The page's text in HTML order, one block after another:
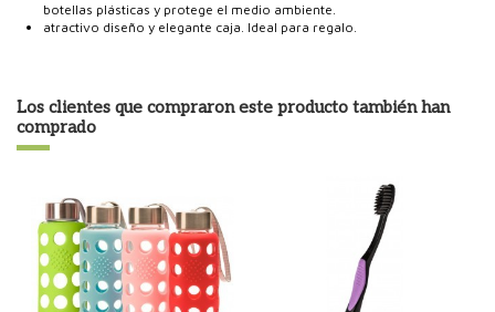
botellas plásticas y protege el medio ambiente.
atractivo diseño y elegante caja. Ideal para regalo.
Los clientes que compraron este producto también han
comprado